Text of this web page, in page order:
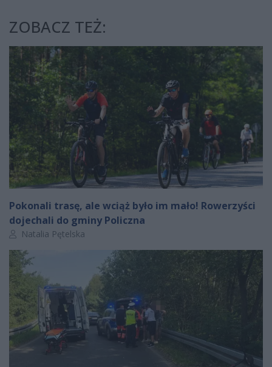
ZOBACZ TEŻ:
Pokonali trasę, ale wciąż było im mało! Rowerzyści
dojechali do gminy Policzna
Autor artykułu:
Natalia Pętelska